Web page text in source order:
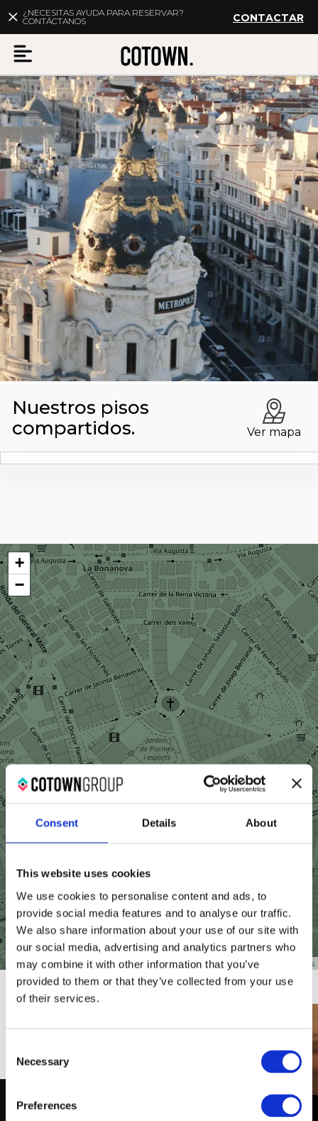
Consent Details About
This website uses cookies
We use cookies to personalise content and ads, to
provide social media features and to analyse our traffic.
We also share information about your use of our site with
our social media, advertising and analytics partners who
may combine it with other information that you’ve
provided to them or that they’ve collected from your use
of their services.
Selection
Necessary
Preferences
¿NECESITAS AYUDA PARA RESERVAR?
CONTÁCTANOS
CONTACTAR
Menu
Mi cuenta ES
Destinos
Membership
FAQs
Blog
Contacto
Nuestros pisos
compartidos.
Ver mapa
+
−
Leaflet| Map data ©OpenStreetMap contributors